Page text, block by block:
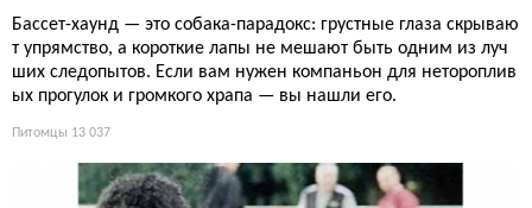
Бассет-хаунд — это собака-парадокс: грустные глаза скрываю
т упрямство, а короткие лапы не мешают быть одним из луч
ших следопытов. Если вам нужен компаньон для нетороплив
ых прогулок и громкого храпа — вы нашли его.
Питомцы 13 037